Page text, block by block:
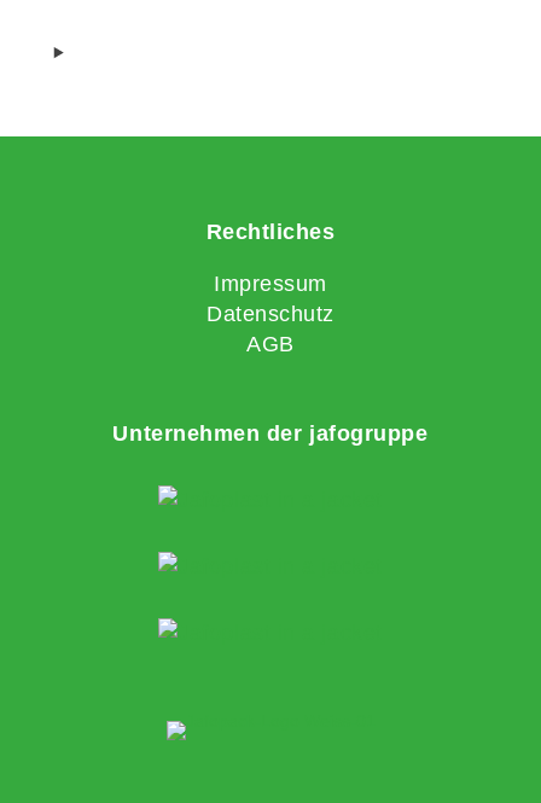
Rechtliches
Impressum
Datenschutz
AGB
Unternehmen der jafogruppe